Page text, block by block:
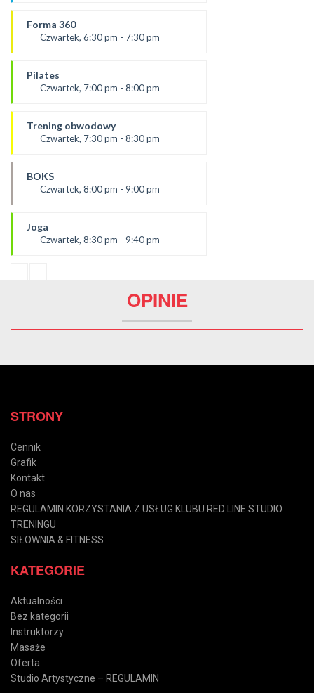
prowadząca:
Karolina
Forma 360
Czwartek, 6:30 pm - 7:30 pm
Ola C.
SALA 1
Pilates
Czwartek, 7:00 pm - 8:00 pm
Żaneta
*Zajęcia dla dorosłych i dzieci
Trening obwodowy
Czwartek, 7:30 pm - 8:30 pm
Aneta J
SALA 1
BOKS
Czwartek, 8:00 pm - 9:00 pm
Mateusz
SALA 2
Joga
Czwartek, 8:30 pm - 9:40 pm
OPINIE
STRONY
Cennik
Grafik
Kontakt
O nas
REGULAMIN KORZYSTANIA Z USŁUG KLUBU RED LINE STUDIO
TRENINGU
SIŁOWNIA & FITNESS
KATEGORIE
Aktualności
Bez kategorii
Instruktorzy
Masaże
Oferta
Studio Artystyczne – REGULAMIN